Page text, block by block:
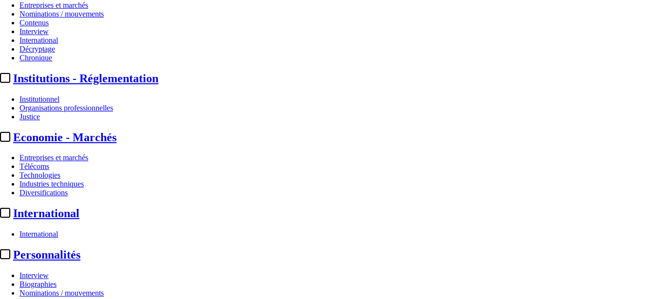
Entreprises et marchés
Nominations / mouvements
Contenus
Interview
International
Décryptage
Chronique
Institutions - Réglementation
Institutionnel
Organisations professionnelles
Justice
Economie - Marchés
Entreprises et marchés
Télécoms
Technologies
Industries techniques
Diversifications
International
International
Personnalités
Interview
Biographies
Nominations / mouvements
A la Une
SRF :pour la mise en place d’une médiation entre Canal+ ...
Institutionnel
Canal+ / Tribune anti-Bolloré :
CGT Spectacle :appel à un rassemblement devant L’Olympia le 30 mai